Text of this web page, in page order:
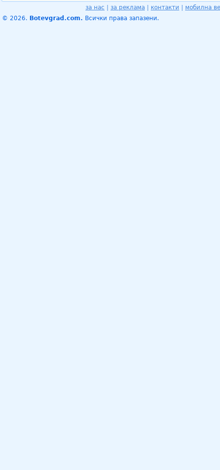
за нас за реклама контакти
мобилна
© 2026. Botevgrad.com. Всички права запазени.